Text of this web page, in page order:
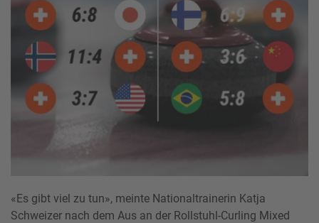
«Es gibt viel zu tun», meinte Nationaltrainerin Katja
Schweizer nach dem Aus an der Rollstuhl-Curling Mixed